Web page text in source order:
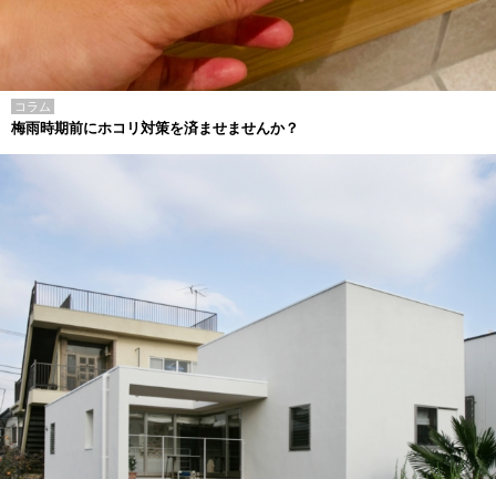
コラム
梅雨時期前にホコリ対策を済ませませんか？